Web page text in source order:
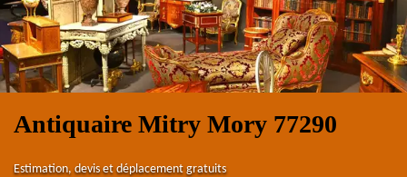
Antiquaire Mitry Mory 77290
Estimation, devis et déplacement gratuits